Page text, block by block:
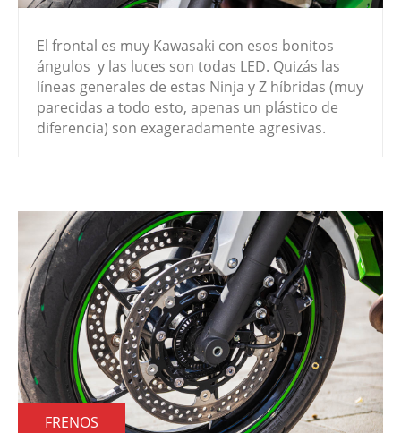
El frontal es muy Kawasaki con esos bonitos
ángulos y las luces son todas LED. Quizás las
líneas generales de estas Ninja y Z híbridas (muy
parecidas a todo esto, apenas un plástico de
diferencia) son exageradamente agresivas.
FRENOS